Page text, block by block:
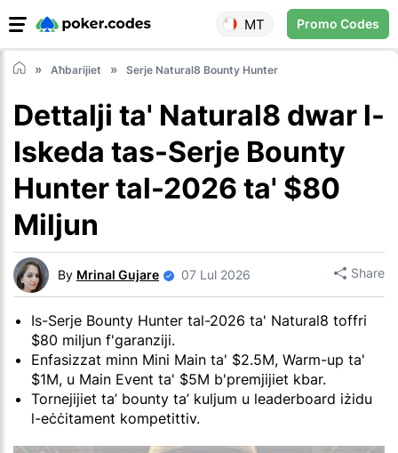
MT Promo Codes
Aħbarijiet Serje Natural8 Bounty Hunter
Dettalji ta' Natural8 dwar l-
Iskeda tas-Serje Bounty
Hunter tal-2026 ta' $80
Miljun
By Mrinal Gujare 07 Lul 2026 Share
Is-Serje Bounty Hunter tal-2026 ta' Natural8 toffri
$80 miljun f'garanziji.
Enfasizzat minn Mini Main ta' $2.5M, Warm-up ta'
$1M, u Main Event ta' $5M b'premjijiet kbar.
Tornejijiet ta’ bounty ta’ kuljum u leaderboard iżidu
l-eċċitament kompetittiv.